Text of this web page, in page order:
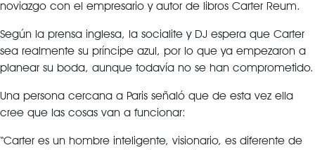
noviazgo con el empresario y autor de libros Carter Reum.
Según la prensa inglesa, la socialite y DJ espera que Carter
sea realmente su príncipe azul, por lo que ya empezaron a
planear su boda, aunque todavía no se han comprometido.
Una persona cercana a Paris señaló que de esta vez ella
cree que las cosas van a funcionar:
“Carter es un hombre inteligente, visionario, es diferente de